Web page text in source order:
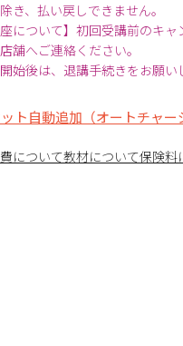
き、払い戻しできません。
座について】初回受講前のキ
舗へご連絡ください。
始後は、退講手続きをお願い
ト自動追加（オートチャ
について教材について保険料